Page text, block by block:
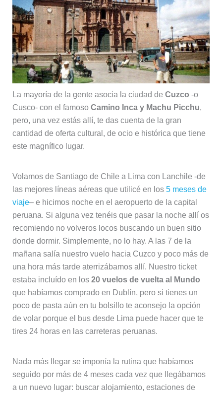
La mayoría de la gente asocia la ciudad de Cuzco -o
Cusco- con el famoso Camino Inca y Machu Picchu,
pero, una vez estás allí, te das cuenta de la gran
cantidad de oferta cultural, de ocio e histórica que tiene
este magnífico lugar.
Volamos de Santiago de Chile a Lima con Lanchile -de
las mejores líneas aéreas que utilicé en los 5 meses de
viaje– e hicimos noche en el aeropuerto de la capital
peruana. Si alguna vez tenéis que pasar la noche allí os
recomiendo no volveros locos buscando un buen sitio
donde dormir. Simplemente, no lo hay. A las 7 de la
mañana salía nuestro vuelo hacia Cuzco y poco más de
una hora más tarde aterrizábamos allí. Nuestro ticket
estaba incluído en los 20 vuelos de vuelta al Mundo
que habíamos comprado en Dublín, pero si tienes un
poco de pasta aún en tu bolsillo te aconsejo la opción
de volar porque el bus desde Lima puede hacer que te
tires 24 horas en las carreteras peruanas.
Nada más llegar se imponía la rutina que habíamos
seguido por más de 4 meses cada vez que llegábamos
a un nuevo lugar: buscar alojamiento, estaciones de